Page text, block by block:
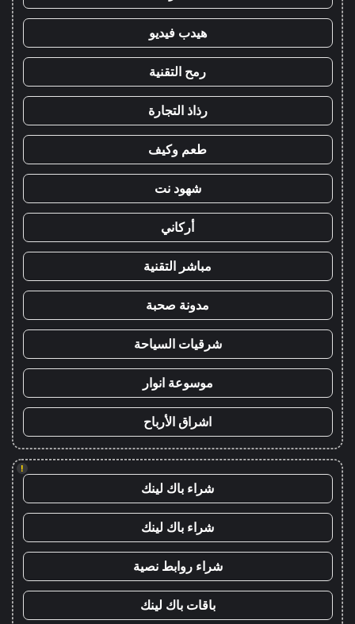
هيدب فيديو
رمح التقنية
رذاذ التجارة
طعم وكيف
شهود نت
أركاني
مباشر التقنية
مدونة صحبة
شرقيات السياحة
موسوعة انوار
اشراق الأرباح
!
شراء باك لينك
شراء باك لينك
شراء روابط نصية
باقات باك لينك